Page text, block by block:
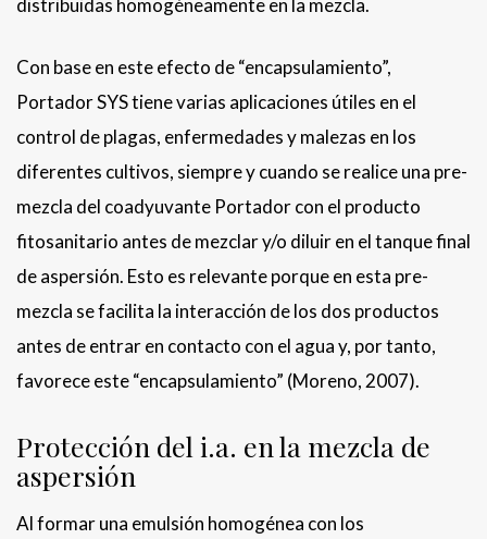
distribuidas homogéneamente en la mezcla.
Con base en este efecto de “encapsulamiento”,
Portador SYS tiene varias aplicaciones útiles en el
control de plagas, enfermedades y malezas en los
diferentes cultivos, siempre y cuando se realice una pre-
mezcla del coadyuvante Portador con el producto
fitosanitario antes de mezclar y/o diluir en el tanque final
de aspersión. Esto es relevante porque en esta pre-
mezcla se facilita la interacción de los dos productos
antes de entrar en contacto con el agua y, por tanto,
favorece este “encapsulamiento” (Moreno, 2007).
Protección del i.a. en la mezcla de
aspersión
Al formar una emulsión homogénea con los